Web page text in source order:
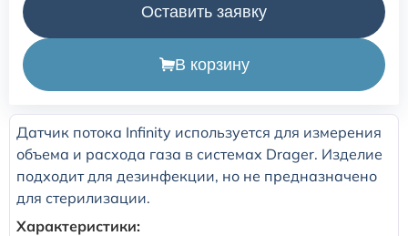
Оставить заявку
В корзину
Датчик потока Infinity используется для измерения
объема и расхода газа в системах Drager. Изделие
подходит для дезинфекции, но не предназначено
для стерилизации.
Характеристики:
Расходные материалы для транскутанного монитора
Sentec
Расходные материалы к аппарату Авента-М
Расходные материалы к аппаратам ИВЛ Hamilton
Расходные материалы к аппаратам ИВЛ Mindray